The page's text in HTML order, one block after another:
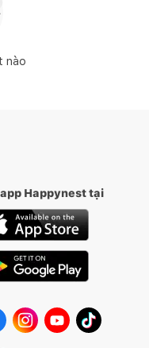
nào
Happynest tại